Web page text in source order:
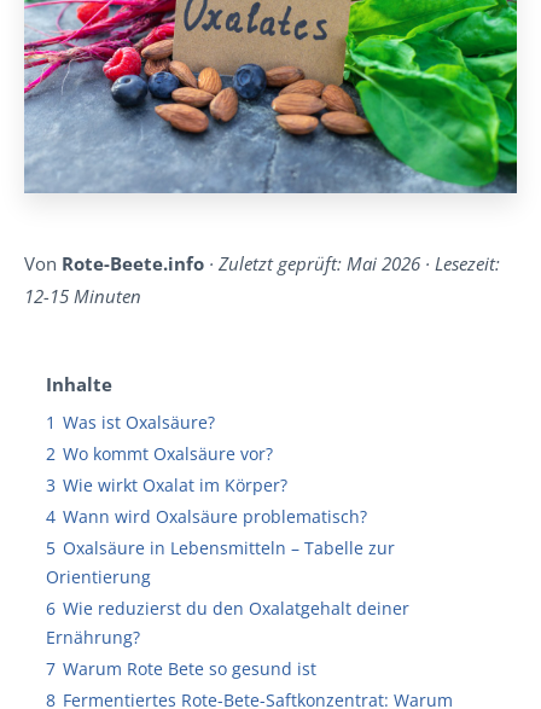
Von Rote-Beete.info · Zuletzt geprüft: Mai 2026 · Lesezeit:
12-15 Minuten
Inhalte
1 Was ist Oxalsäure?
2 Wo kommt Oxalsäure vor?
3 Wie wirkt Oxalat im Körper?
4 Wann wird Oxalsäure problematisch?
5 Oxalsäure in Lebensmitteln – Tabelle zur
Orientierung
6 Wie reduzierst du den Oxalatgehalt deiner
Ernährung?
7 Warum Rote Bete so gesund ist
8 Fermentiertes Rote-Bete-Saftkonzentrat: Warum